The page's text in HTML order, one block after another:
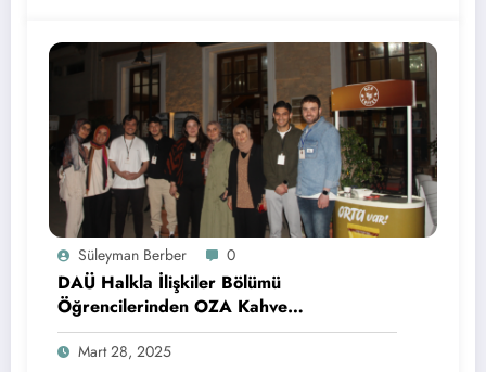
Süleyman Berber 0
DAÜ Halkla İlişkiler Bölümü
Öğrencilerinden OZA Kahve
Sponsorluğunda Lezzetli Bir Etkinlik
Mart 28, 2025